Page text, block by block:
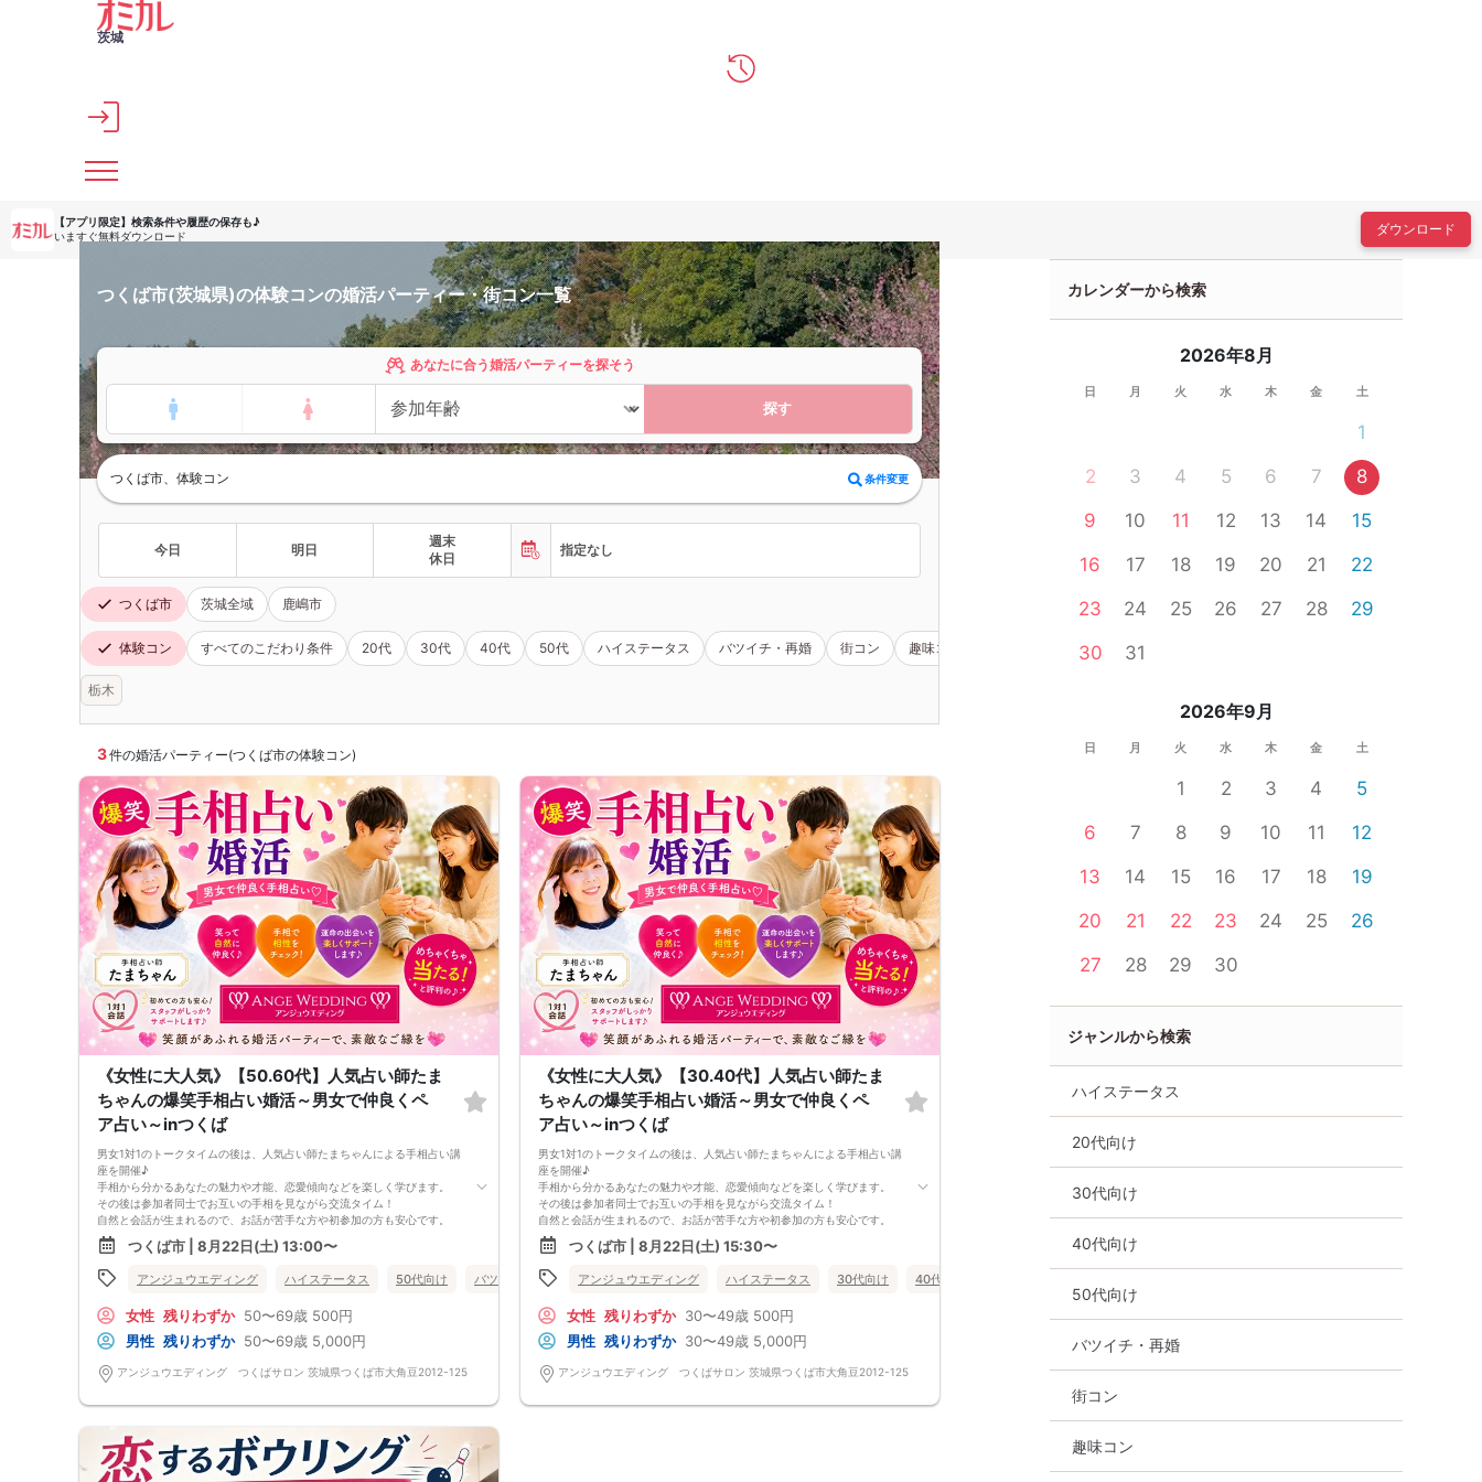
メインコンテンツへスキップ
茨城
【アプリ限定】 検索条件や履歴の保存も♪
いますぐ無料ダウンロード
ダウンロード
つくば市(茨城県)の体験コンの婚活パーティー・街コン一覧
あなたに合う婚活パーティーを探そう
探す
つくば市、体験コン 条件変更
今日 明日
週末
休日
指定なし
つくば市 茨城全域 鹿嶋市
体験コン すべてのこだわり条件 20代 30代 40代 50代 ハイステータス バツイチ・再婚 街コン 趣味コン 女性無料 公務員
栃木
3件の婚活パーティー(つくば市の体験コン)
《女性に大人気》【50.60代】人気占い師たま
ちゃんの爆笑手相占い婚活～男女で仲良くペ
ア占い～inつくば
男女1対1のトークタイムの後は、人気占い師たまちゃんによる手相占い講
座を開催♪
手相から分かるあなたの魅力や才能、恋愛傾向などを楽しく学びます。
その後は参加者同士でお互いの手相を見ながら交流タイム！
自然と会話が生まれるので、お話が苦手な方や初参加の方も安心です。
手相の魅力を知りながら、自分でも気づかなかったあなたらしい魅力を再
発見。
占いを楽しみながら、素敵なご縁を見つけてみませんか？
【パーティー初心者も安心してご参加いただける婚活パーティーです】
気の婚活パーティーです。
皆さまが安心して参加できるよう、以下のご案内をご確認ください。
■ 開催・参加に関して
・男女の人数差が多少生じる場合でも、パーティーは開催いたします。
・最少催行人数は3対3となります。
・参加回数が少ない方を優先的にご案内させていただく場合がございま
す。
・ルールやマナーをお守りいただけない方は、次回以降のご参加をお断り
つくば市 | 8月22日(土) 13:00〜
アンジュウエディング ハイステータス 50代向け バツイチ・再婚 公務員 体験コン 茨城県 つくば市
女性 残りわずか 50〜69歳 500円
男性 残りわずか 50〜69歳 5,000円
アンジュウエディング つくばサロン 茨城県つくば市大角豆2012-125
《女性に大人気》【30.40代】人気占い師たま
ちゃんの爆笑手相占い婚活～男女で仲良くペ
ア占い～inつくば
男女1対1のトークタイムの後は、人気占い師たまちゃんによる手相占い講
座を開催♪
手相から分かるあなたの魅力や才能、恋愛傾向などを楽しく学びます。
その後は参加者同士でお互いの手相を見ながら交流タイム！
自然と会話が生まれるので、お話が苦手な方や初参加の方も安心です。
手相の魅力を知りながら、自分でも気づかなかったあなたらしい魅力を再
発見。
占いを楽しみながら、素敵なご縁を見つけてみませんか？
【パーティー初心者も安心してご参加いただける婚活パーティーです】
気の婚活パーティーです。
皆さまが安心して参加できるよう、以下のご案内をご確認ください。
■ 開催・参加に関して
・男女の人数差が多少生じる場合でも、パーティーは開催いたします。
・最少催行人数は3対3となります。
つくば市 | 8月22日(土) 15:30〜
アンジュウエディング ハイステータス 30代向け 40代向け
女性 残りわずか 30〜49歳 500円
男性 残りわずか 30〜49歳 5,000円
アンジュウエディング つくばサロン 茨城県つくば市大角豆2012-125
カレンダーから検索
2026年8月
日 月 火 水 木 金 土
1
2
3 4 5 6 7
8
9
10 11 12 13 14
15
16
17 18 19 20 21
22
23
24 25 26 27 28
29
30
31
2026年9月
日 月 火 水 木 金 土
1 2 3 4
5
6
7 8 9 10 11
12
13
14 15 16 17 18
19
20
21 22 23 24 25
26
27
28 29 30
ジャンルから検索
ハイステータス
20代向け
30代向け
40代向け
50代向け
バツイチ・再婚
街コン
趣味コン